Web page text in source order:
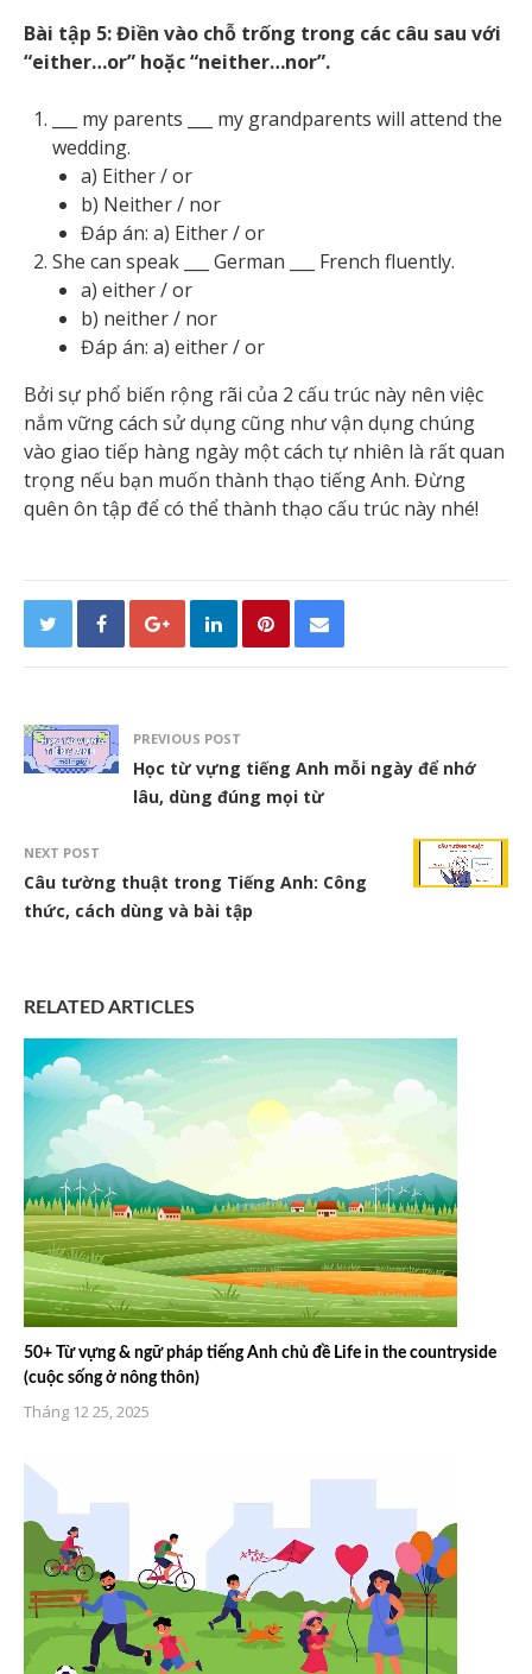
Bài tập 5: Điền vào chỗ trống trong các câu sau với
“either…or” hoặc “neither…nor”.
___ my parents ___ my grandparents will attend the
wedding.
a) Either / or
b) Neither / nor
Đáp án: a) Either / or
She can speak ___ German ___ French fluently.
a) either / or
b) neither / nor
Đáp án: a) either / or
Bởi sự phổ biến rộng rãi của 2 cấu trúc này nên việc
nắm vững cách sử dụng cũng như vận dụng chúng
vào giao tiếp hàng ngày một cách tự nhiên là rất quan
trọng nếu bạn muốn thành thạo tiếng Anh. Đừng
quên ôn tập để có thể thành thạo cấu trúc này nhé!
PREVIOUS POST
Học từ vựng tiếng Anh mỗi ngày để nhớ
lâu, dùng đúng mọi từ
NEXT POST
Câu tường thuật trong Tiếng Anh: Công
thức, cách dùng và bài tập
RELATED ARTICLES
50+ Từ vựng & ngữ pháp tiếng Anh chủ đề Life in the countryside
(cuộc sống ở nông thôn)
Tháng 12 25, 2025